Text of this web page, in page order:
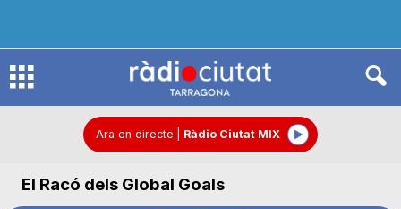
R
d
Ara en directe Ràdio Ciutat MIX
El Racó dels Global Goals